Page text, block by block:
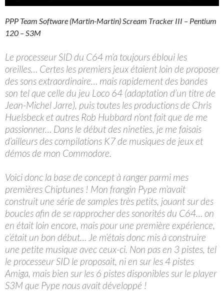
PPP Team Software (Martin-Martin) Scream Tracker III – Pentium
120 – S3M
Le processeur SID du C64 m’a toujours ébloui les
oreilles… Certes les premiers jeux étaient loin de proposer
des sons extraordinaire… mais rapidement des bandes
son tel que celle du jeu Loco 64 (adaptation d’un titre de
Jean-Michel Jarre), puis toutes les productions de Chris
Huelsbeck et autres Rob Hubbard n’ont fait que de me
passionner… Dans le début des nineties, je me faisais
d’ailleurs des compilations K7 de musiques de jeux et
démos de mon Commodore.
Voici donc la base de concept à ranger parmi mes
premières Chiptunes ! Mon frangin Pype m’avait
construit une série de samples très petits, jouant sur des
boucles afin de se rapprocher des sonorités du C64… on
en était loin encore, mais pour une première expérience,
c’était un bon début… Je m’étais donc mis à construire
une petite musique avec ceux-ci. Non pas en 3 pistes, tel
le processeur SID le proposait, ni en sur les 4 pistes
Amiga, mais bien sur les 6 pistes disponibles sur le player
S3M que Pype nous avait développé !